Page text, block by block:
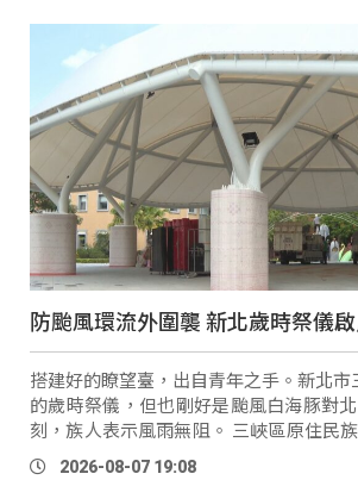
防颱風環流外圍襲 新北歲時祭儀
搭建好的瞭望臺，出自青年之手。新北市
的歲時祭儀，但也剛好是颱風白海豚對
刻，族人表示風雨無阻。 三峽區原住民族發展協進會理事長
李世泓：「颱風這個狀況，我們有評估了
2026-08-07 19:08